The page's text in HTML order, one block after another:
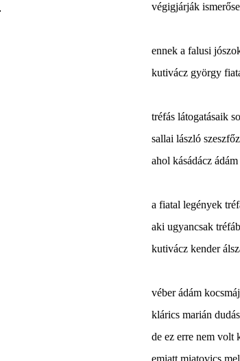
végigjárják
ennek a falusi
kutivácz györgy
tréfás látogatásaik
sallai lászló
ahol kásádácz
a fiatal legények
aki ugyancsak
kutivácz kender
véber ádám
klárics marián
de ez erre nem volt